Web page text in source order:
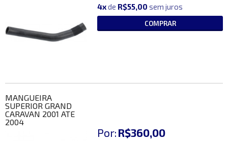
4xde R$55,00 sem juros
COMPRAR
MANGUEIRA
SUPERIOR GRAND
CARAVAN 2001 ATE
2004
Por: R$360,00